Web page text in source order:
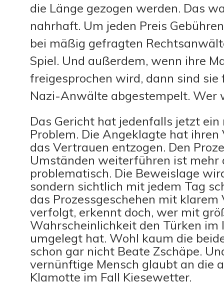
die Länge gezogen werden. Das
nahrhaft. Um jeden Preis
bei mäßig gefragten
Spiel. Und außerdem, wenn ihre
freigesprochen wird, dann sind sie
Nazi-Anwälte abgestempelt. Wer
Das Gericht hat jedenfalls jetzt ein
Problem. Die Angeklagte hat
das Vertrauen entzogen. Den
Umständen weiterführen ist mehr
problematisch. Die Beweislage
sondern sichtlich mit jedem Tag
das Prozessgeschehen mit klarem
verfolgt, erkennt doch, wer mit
Wahrscheinlichkeit den Türken im
umgelegt hat. Wohl kaum die
schon gar nicht Beate Zschäpe.
vernünftige Mensch glaubt an die
Klamotte im Fall Kiesewetter.